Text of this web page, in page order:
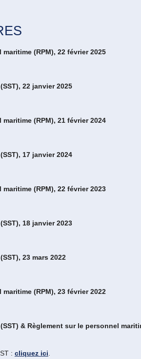
(RPM), 22 février 2025
22 janvier 2025
(RPM), 21 février 2024
17 janvier 2024
(RPM), 22 février 2023
18 janvier 2023
23 mars 2022
(RPM), 23 février 2022
& Règlement sur le personnel
: cliquez ici